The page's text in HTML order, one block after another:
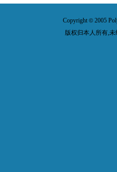
Copyright© 2005
版权归本人所有,